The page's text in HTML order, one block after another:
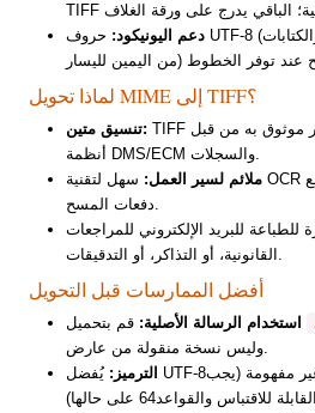
دعم اليونيكود: حروف UTF-8 (بما في ذلك الرموز التعبيرية والكتابات
لماذا تحويل MIME إلى TIFF؟
تنسيق متين: TIFF هو معيار ثابت وبدون خسائر موثوق به من قبل
أنظمة DMS/ECM والسجلات.
ملائم لسير العمل: سهل لتقنية OCR لاحقًا، أو الباركود، أو الدمج مع
دفعات المسح.
للطباعة للبريد الإلكتروني للمراجعات
القانونية، أو التذاكر، أو التدقيقات.
أفضل الممارسات قبل التحويل
استخدام الرسالة الأصلية:
وليس نسخة منقولة من عارض.
الترميز: يُفضل UTF-8؛ أعد الحفظ إذا رأيت حروفًا غير مفهومة (يجب